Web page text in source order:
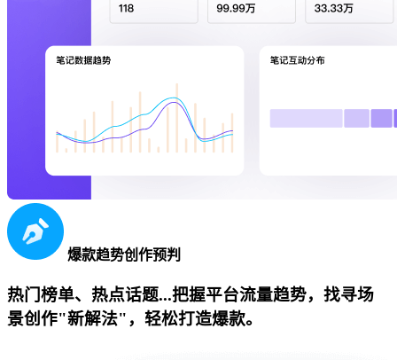
爆款趋势创作预判
热门榜单、热点话题...把握平台流量趋势，找寻场
景创作"新解法"，轻松打造爆款。